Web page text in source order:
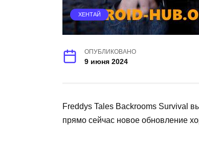
ХЕНТАЙ
ОПУБЛИКОВАНО
9 июня 2024
Freddys Tales Backrooms Survival
прямо сейчас новое обновление